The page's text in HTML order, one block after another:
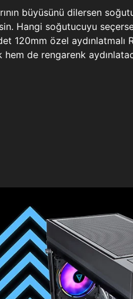
büyüsünü dilersen
Hangi soğutucuyu
120mm özel aydınlatmalı
hem de rengarenk